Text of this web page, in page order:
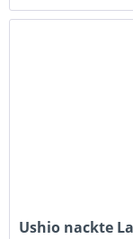
Ushio nackte